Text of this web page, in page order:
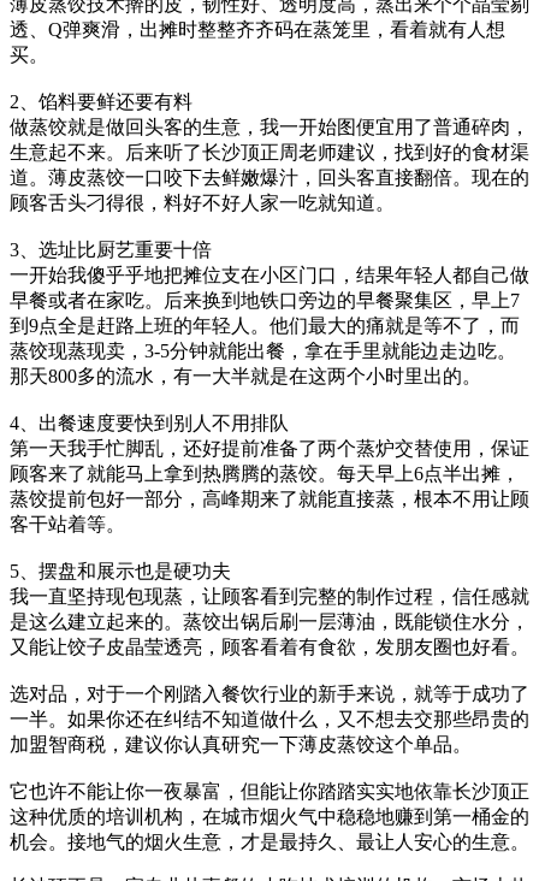
透、Q弹爽滑，出摊时整整齐齐码在蒸笼里，看着就有人想
买。
2、馅料要鲜还要有料
做蒸饺就是做回头客的生意，我一开始图便宜用了普通碎肉，
生意起不来。后来听了长沙顶正周老师建议，找到好的食材渠
道。薄皮蒸饺一口咬下去鲜嫩爆汁，回头客直接翻倍。现在的
顾客舌头刁得很，料好不好人家一吃就知道。
3、选址比厨艺重要十倍
一开始我傻乎乎地把摊位支在小区门口，结果年轻人都自己做
早餐或者在家吃。后来换到地铁口旁边的早餐聚集区，早上7
到9点全是赶路上班的年轻人。他们最大的痛就是等不了，而
蒸饺现蒸现卖，3-5分钟就能出餐，拿在手里就能边走边吃。
那天800多的流水，有一大半就是在这两个小时里出的。
4、出餐速度要快到别人不用排队
第一天我手忙脚乱，还好提前准备了两个蒸炉交替使用，保证
顾客来了就能马上拿到热腾腾的蒸饺。每天早上6点半出摊，
蒸饺提前包好一部分，高峰期来了就能直接蒸，根本不用让顾
客干站着等。
5、摆盘和展示也是硬功夫
我一直坚持现包现蒸，让顾客看到完整的制作过程，信任感就
是这么建立起来的。蒸饺出锅后刷一层薄油，既能锁住水分，
又能让饺子皮晶莹透亮，顾客看着有食欲，发朋友圈也好看。
选对品，对于一个刚踏入餐饮行业的新手来说，就等于成功了
一半。如果你还在纠结不知道做什么，又不想去交那些昂贵的
加盟智商税，建议你认真研究一下薄皮蒸饺这个单品。
它也许不能让你一夜暴富，但能让你踏踏实实地依靠长沙顶正
这种优质的培训机构，在城市烟火气中稳稳地赚到第一桶金的
机会。接地气的烟火生意，才是最持久、最让人安心的生意。